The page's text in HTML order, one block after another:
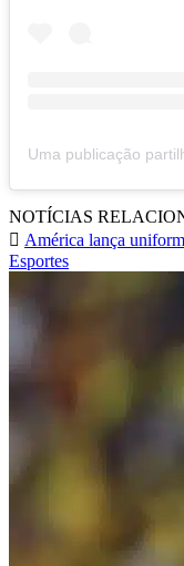
NOTÍCIAS
América lança
Esportes